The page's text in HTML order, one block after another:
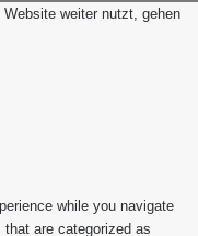
weiter nutzt, gehen
while you navigate
are categorized as